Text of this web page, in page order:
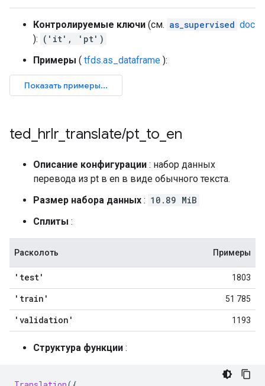
Контролируемые ключи (см. as_supervised doc
): ('it', 'pt')
Примеры ( tfds.as_dataframe ):
ted hrlr translate/pt to en
Описание конфигурации : набор данных
перевода из pt в en в виде обычного текста.
Размер набора данных : 10.89 MiB
Сплиты :
Расколоть Примеры
'test' 1803
'train' 51 785
'validation' 1193
Структура функции :